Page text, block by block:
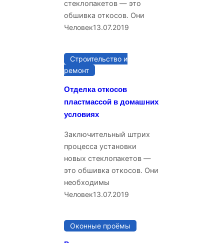
стеклопакетов — это
обшивка откосов. Они
Человек13.07.2019
Строительство и
ремонт
Отделка откосов
пластмассой в домашних
условиях
Заключительный штрих
процесса установки
новых стеклопакетов —
это обшивка откосов. Они
необходимы
Человек13.07.2019
Оконные проёмы